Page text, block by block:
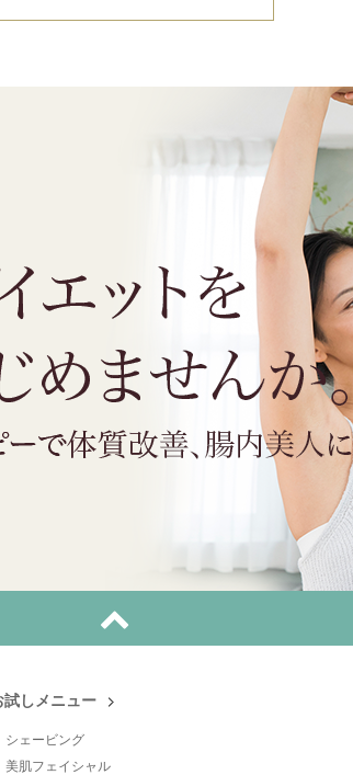
試しメニュー
シェービング
美肌フェイシャル